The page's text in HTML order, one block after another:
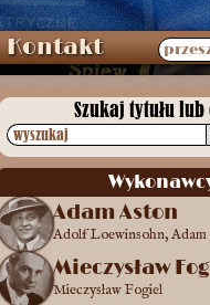
Kontakt
Szukaj tytułu lub
wyszukaj
Adam Aston
Adolf Loewinsohn, Adam
Astoni, Jerzy Kierski,
בן לוי
Mieczysław
Mieczysław Fogiel